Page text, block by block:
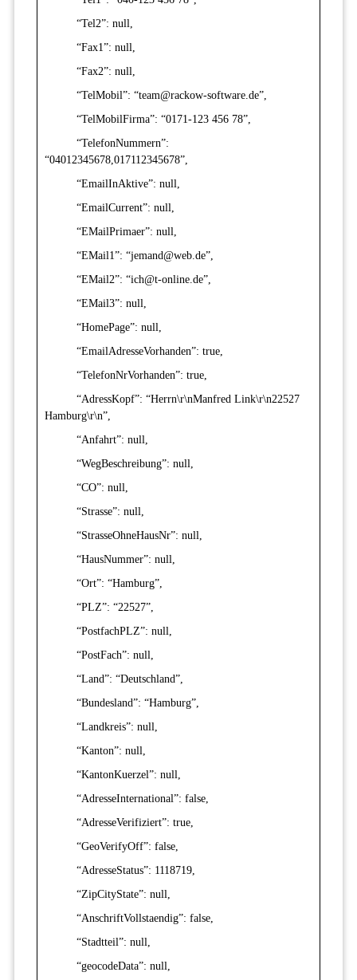
“Tel2”: null,
“Fax1”: null,
“Fax2”: null,
“TelMobil”: “team@rackow-software.de”,
“TelMobilFirma”: “0171-123 456 78”,
“TelefonNummern”:
“04012345678,017112345678”,
“EmailInAktive”: null,
“EmailCurrent”: null,
“EMailPrimaer”: null,
“EMail1”: “jemand@web.de”,
“EMail2”: “ich@t-online.de”,
“EMail3”: null,
“HomePage”: null,
“EmailAdresseVorhanden”: true,
“TelefonNrVorhanden”: true,
“AdressKopf”: “Herrn\r\nManfred Link\r\n22527
Hamburg\r\n”,
“Anfahrt”: null,
“WegBeschreibung”: null,
“CO”: null,
“Strasse”: null,
“StrasseOhneHausNr”: null,
“HausNummer”: null,
“Ort”: “Hamburg”,
“PLZ”: “22527”,
“PostfachPLZ”: null,
“PostFach”: null,
“Land”: “Deutschland”,
“Bundesland”: “Hamburg”,
“Landkreis”: null,
“Kanton”: null,
“KantonKuerzel”: null,
“AdresseInternational”: false,
“AdresseVerifiziert”: true,
“GeoVerifyOff”: false,
“AdresseStatus”: 1118719,
“ZipCityState”: null,
“AnschriftVollstaendig”: false,
“Stadtteil”: null,
“geocodeData”: null,